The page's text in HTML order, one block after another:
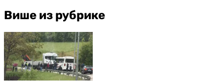
Више из рубрике